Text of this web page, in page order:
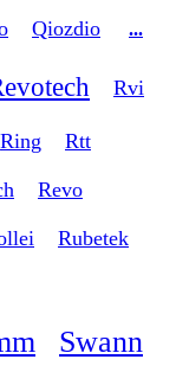
Qiozdio
...
Rvi
Ring Rtt
Revo
Rubetek
Swann